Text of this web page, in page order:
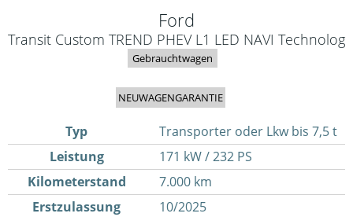
Ford
Transit Custom TREND PHEV L1 LED NAVI Technolog
Gebrauchtwagen
NEUWAGENGARANTIE
Typ
Transporter oder Lkw bis 7,5 t
Leistung
171 kW / 232 PS
Kilometerstand
7.000 km
Erstzulassung
10/2025